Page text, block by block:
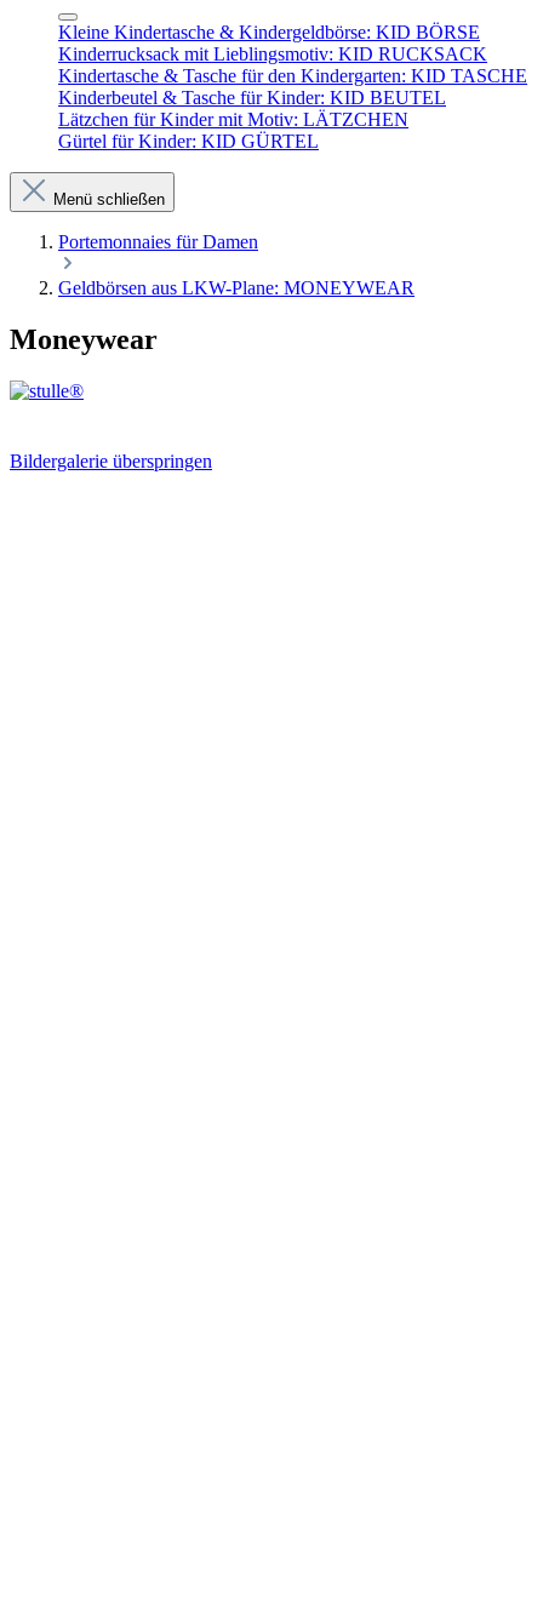
Kleine Kindertasche & Kindergeldbörse: KID BÖRSE
Kinderrucksack mit Lieblingsmotiv: KID RUCKSACK
Kindertasche & Tasche für den Kindergarten: KID TASCHE
Kinderbeutel & Tasche für Kinder: KID BEUTEL
Lätzchen für Kinder mit Motiv: LÄTZCHEN
Gürtel für Kinder: KID GÜRTEL
Menü schließen
Portemonnaies für Damen
Geldbörsen aus LKW-Plane: MONEYWEAR
Moneywear
Bildergalerie überspringen